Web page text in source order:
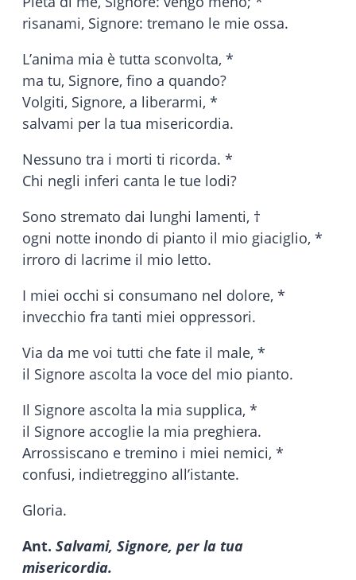
risanami, Signore: tremano le mie ossa.
L’anima mia è tutta sconvolta, *
ma tu, Signore, fino a quando?
Volgiti, Signore, a liberarmi, *
salvami per la tua misericordia.
Nessuno tra i morti ti ricorda. *
Chi negli inferi canta le tue lodi?
Sono stremato dai lunghi lamenti, †
ogni notte inondo di pianto il mio giaciglio, *
irroro di lacrime il mio letto.
I miei occhi si consumano nel dolore, *
invecchio fra tanti miei oppressori.
Via da me voi tutti che fate il male, *
il Signore ascolta la voce del mio pianto.
Il Signore ascolta la mia supplica, *
il Signore accoglie la mia preghiera.
Arrossiscano e tremino i miei nemici, *
confusi, indietreggino all’istante.
Gloria.
Ant. Salvami, Signore, per la tua
misericordia.